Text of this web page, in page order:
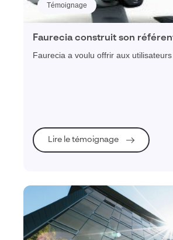
Témoignage
Faurecia construit son
immobilier avec Visiativ Gestion
Faurecia a voulu offrir aux
Lire le témoignage